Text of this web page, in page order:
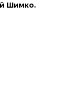
Шимко.